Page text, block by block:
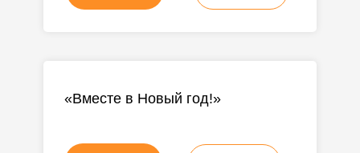
«Вместе в Новый год!»